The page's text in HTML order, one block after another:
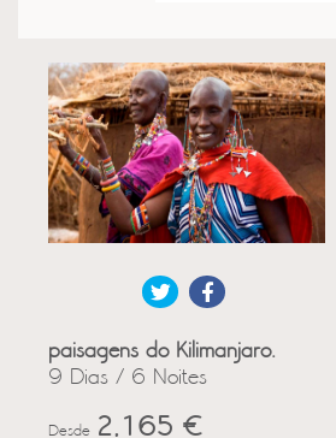
paisagens do Kilimanjaro.
9 Dias / 6 Noites
Desde 2,165 €